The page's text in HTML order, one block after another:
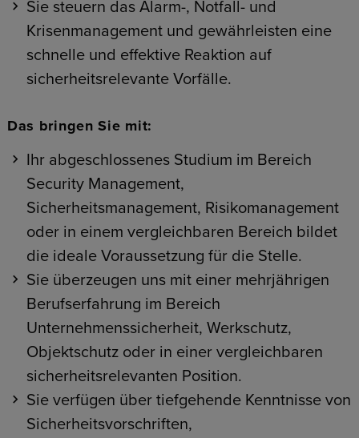
Sie steuern das Alarm-, Notfall- und
Krisenmanagement und gewährleisten eine
schnelle und effektive Reaktion auf
sicherheitsrelevante Vorfälle.
Das bringen Sie mit:
Ihr abgeschlossenes Studium im Bereich
Security Management,
Sicherheitsmanagement, Risikomanagement
oder in einem vergleichbaren Bereich bildet
die ideale Voraussetzung für die Stelle.
Sie überzeugen uns mit einer mehrjährigen
Berufserfahrung im Bereich
Unternehmenssicherheit, Werkschutz,
Objektschutz oder in einer vergleichbaren
sicherheitsrelevanten Position.
Sie verfügen über tiefgehende Kenntnisse von
Sicherheitsvorschriften,